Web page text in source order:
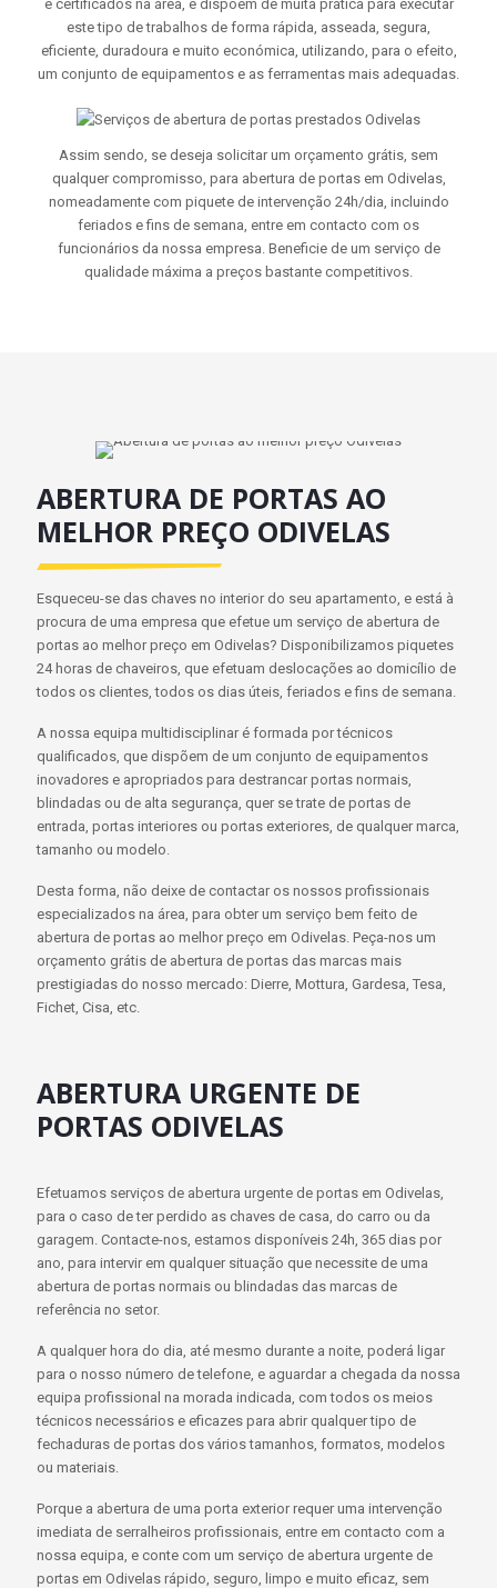
e certificados na área, e dispõem de muita prática para executar
este tipo de trabalhos de forma rápida, asseada, segura,
eficiente, duradoura e muito económica, utilizando, para o efeito,
um conjunto de equipamentos e as ferramentas mais adequadas.
Assim sendo, se deseja solicitar um orçamento grátis, sem
qualquer compromisso, para abertura de portas em Odivelas,
nomeadamente com piquete de intervenção 24h/dia, incluindo
feriados e fins de semana, entre em contacto com os
funcionários da nossa empresa. Beneficie de um serviço de
qualidade máxima a preços bastante competitivos.
ABERTURA DE PORTAS AO
MELHOR PREÇO ODIVELAS
Esqueceu-se das chaves no interior do seu apartamento, e está à
procura de uma empresa que efetue um serviço de abertura de
portas ao melhor preço em Odivelas? Disponibilizamos piquetes
24 horas de chaveiros, que efetuam deslocações ao domicílio de
todos os clientes, todos os dias úteis, feriados e fins de semana.
A nossa equipa multidisciplinar é formada por técnicos
qualificados, que dispõem de um conjunto de equipamentos
inovadores e apropriados para destrancar portas normais,
blindadas ou de alta segurança, quer se trate de portas de
entrada, portas interiores ou portas exteriores, de qualquer marca,
tamanho ou modelo.
Desta forma, não deixe de contactar os nossos profissionais
especializados na área, para obter um serviço bem feito de
abertura de portas ao melhor preço em Odivelas. Peça-nos um
orçamento grátis de abertura de portas das marcas mais
prestigiadas do nosso mercado: Dierre, Mottura, Gardesa, Tesa,
Fichet, Cisa, etc.
ABERTURA URGENTE DE
PORTAS ODIVELAS
Efetuamos serviços de abertura urgente de portas em Odivelas,
para o caso de ter perdido as chaves de casa, do carro ou da
garagem. Contacte-nos, estamos disponíveis 24h, 365 dias por
ano, para intervir em qualquer situação que necessite de uma
abertura de portas normais ou blindadas das marcas de
referência no setor.
A qualquer hora do dia, até mesmo durante a noite, poderá ligar
para o nosso número de telefone, e aguardar a chegada da nossa
equipa profissional na morada indicada, com todos os meios
técnicos necessários e eficazes para abrir qualquer tipo de
fechaduras de portas dos vários tamanhos, formatos, modelos
ou materiais.
Porque a abertura de uma porta exterior requer uma intervenção
imediata de serralheiros profissionais, entre em contacto com a
nossa equipa, e conte com um serviço de abertura urgente de
portas em Odivelas rápido, seguro, limpo e muito eficaz, sem